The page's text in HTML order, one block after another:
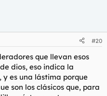
#20
que llevan esos
dios, eso indica la
y es una lástima porque
son los clásicos que, para